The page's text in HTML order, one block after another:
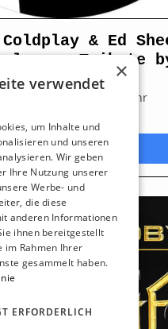
& Ed
- Tribute
2026
19:30 Uhr
Ticketsab 29,90 €
×
verwendet
um Inhalte und
und unseren
Wir geben
Ihre Nutzung unserer
Werbe- und
die diese
anderen Informationen
ihnen bereitgestellt
im Rahmen Ihrer
gesammelt haben.
ERFORDERLICH